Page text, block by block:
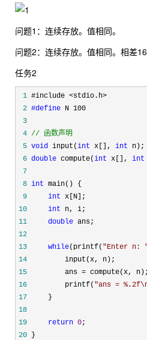
问题1：连续存放。值相同。
问题2：连续存放。值相同。相差
任务2
1
2 #define
3
4 // 函数声明
5 void input(int x[], int
6 double compute(int x[], int
7
8 int
9
int
10
int
11
double
12
13
while(printf( "Enter n:
14
input(x,
15
ans = compute(x,
16
         printf(
"ans =
17
18
19
return 0
20